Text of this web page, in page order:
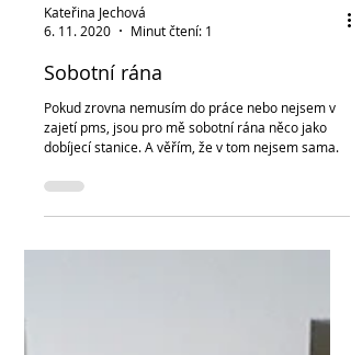
6. 11. 2020
Minut čtení: 1
Sobotní rána
Pokud zrovna nemusím do práce nebo nejsem v
dobíjecí stanice. A věřím, že v tom nejsem sama.